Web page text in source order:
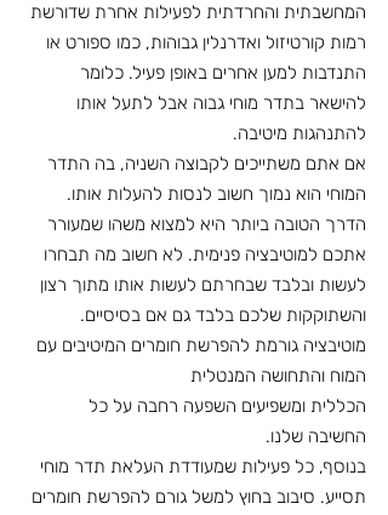
המחשבתית והחרדתית לפעילות אחרת שדורשת
רמות קורטיזול ואדרנלין גבוהות, כמו ספורט או
התנדבות למען אחרים באופן פעיל. כלומר
להישאר בתדר מוחי גבוה אבל לתעל אותו
להתנהגות מיטיבה.
אם אתם משתייכים לקבוצה השניה, בה התדר
המוחי הוא נמוך חשוב לנסות להעלות אותו.
הדרך הטובה ביותר היא למצוא משהו שמעורר
אתכם למוטיבציה פנימית. לא חשוב מה תבחרו
לעשות ובלבד שבחרתם לעשות אותו מתוך רצון
והשתוקקות שלכם בלבד גם אם בסיסיים.
מוטיבציה גורמת להפרשת חומרים המיטיבים עם
המוח והתחושה המנטלית
הכללית ומשפיעים השפעה רחבה על כל
החשיבה שלנו.
בנוסף, כל פעילות שמעודדת העלאת תדר מוחי
תסייע. סיבוב בחוץ למשל גורם להפרשת חומרים